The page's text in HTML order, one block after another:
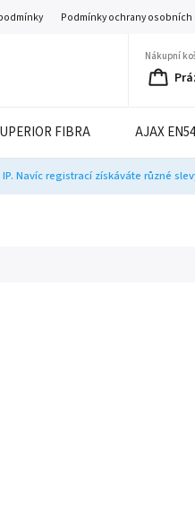
Podmínky ochrany osobních
Nákupní
FIBRA AJAX
Navíc registrací získáváte různé